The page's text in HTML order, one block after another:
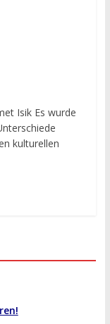
Isik Es wurde
kulturellen